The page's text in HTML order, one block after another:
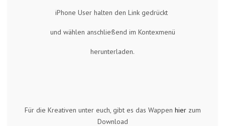
iPhone User halten den Link gedrückt
und wählen anschließend im Kontexmenü
herunterladen.
Für die Kreativen unter euch, gibt es das Wappen hierzum
Download